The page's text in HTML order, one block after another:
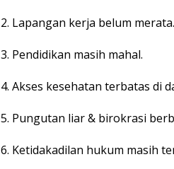
2. Lapangan kerja belum merata.
3. Pendidikan masih mahal.
4. Akses kesehatan terbatas di
5. Pungutan liar & birokrasi
6. Ketidakadilan hukum masih